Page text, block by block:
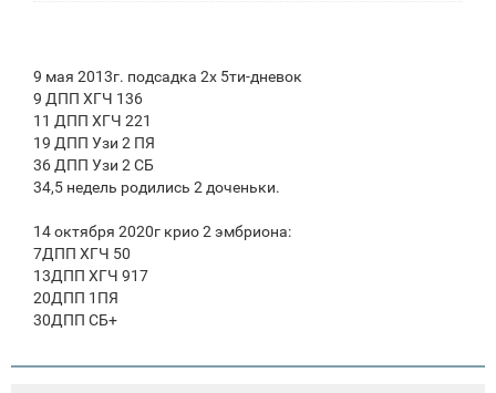
9 мая 2013г. подсадка 2х 5ти-дневок
9 ДПП ХГЧ 136
11 ДПП ХГЧ 221
19 ДПП Узи 2 ПЯ
36 ДПП Узи 2 СБ
34,5 недель родились 2 доченьки.
14 октября 2020г крио 2 эмбриона:
7ДПП ХГЧ 50
13ДПП ХГЧ 917
20ДПП 1ПЯ
30ДПП СБ+